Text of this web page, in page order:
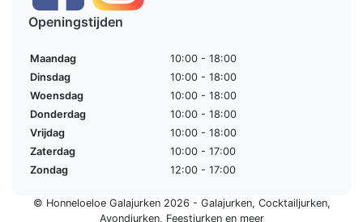
Openingstijden
Maandag
10:00 - 18:00
Dinsdag
10:00 - 18:00
Woensdag
10:00 - 18:00
Donderdag
10:00 - 18:00
Vrijdag
10:00 - 18:00
Zaterdag
10:00 - 17:00
Zondag
12:00 - 17:00
© Honneloeloe Galajurken 2026 - Galajurken, Cocktailjurken,
Avondjurken, Feestjurkenen meer